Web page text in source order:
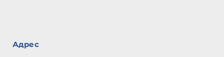
Адрес